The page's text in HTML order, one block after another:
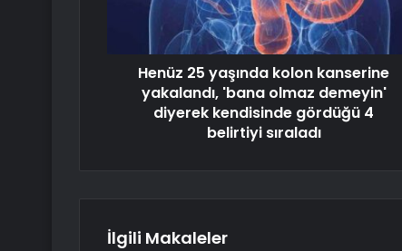
Henüz 25 yaşında kolon kanserine
yakalandı, 'bana olmaz demeyin'
diyerek kendisinde gördüğü 4
belirtiyi sıraladı
İlgili Makaleler